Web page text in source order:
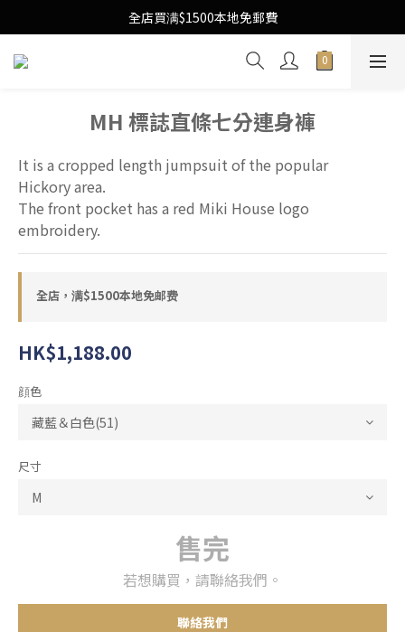
Free Local Shipping Upon $1500 purchase
全店買满$1500本地免郵費
Free Local Shipping Upon $1500 purchase
MH 標誌直條七分連身褲
It is a cropped length jumpsuit of the popular
Hickory area.
The front pocket has a red Miki House logo
embroidery.
全店，满$1500本地免邮费
HK$1,188.00
顔色
尺寸
售完
若想購買，請聯絡我們。
聯絡我們